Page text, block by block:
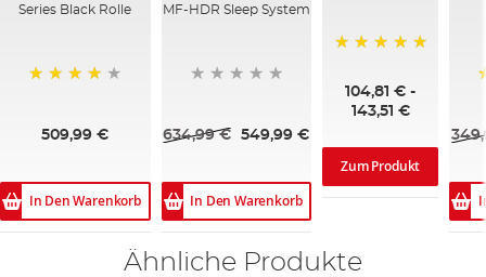
Series Black Rolle
509,99 €
In Den Warenkorb
MF-HDR Sleep System
634,99 € 549,99 €
In Den Warenkorb
104,81 € -
143,51 €
Zum Produkt
Ähnliche Produkte